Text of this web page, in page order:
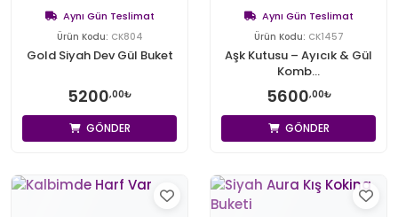
Aynı Gün Teslimat
Ürün Kodu: CK804
Gold Siyah Dev Gül Buket
5200,00₺
GÖNDER
Aynı Gün Teslimat
Ürün Kodu: CK1457
Aşk Kutusu – Ayıcık & Gül
Komb...
5600,00₺
GÖNDER